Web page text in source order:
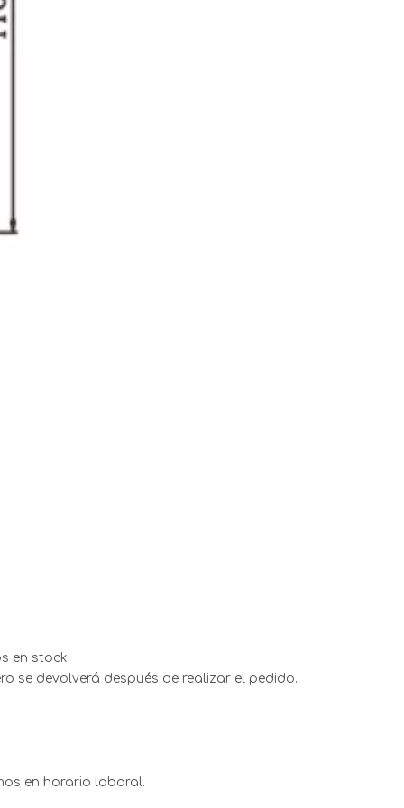
en stock.
se devolverá después de realizar el pedido.
en horario laboral.